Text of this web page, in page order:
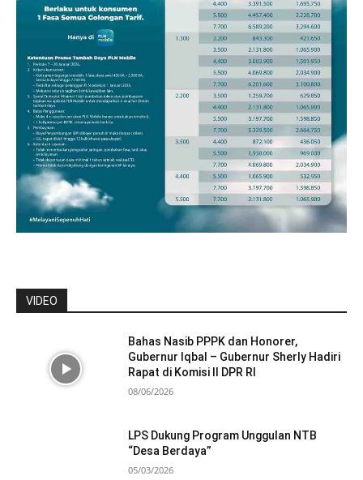
VIDEO
Bahas Nasib PPPK dan Honorer,
Gubernur Iqbal – Gubernur Sherly Hadiri
Rapat di Komisi II DPR RI
08/06/2026
LPS Dukung Program Unggulan NTB
“Desa Berdaya”
05/03/2026